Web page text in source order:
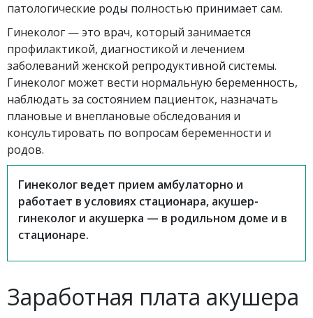
патологические роды полностью принимает сам.
Гинеколог — это врач, который занимается
профилактикой, диагностикой и лечением
заболеваний женской репродуктивной системы.
Гинеколог может вести нормальную беременность,
наблюдать за состоянием пациенток, назначать
плановые и внеплановые обследования и
консультировать по вопросам беременности и
родов.
Гинеколог ведет прием амбулаторно и
работает в условиях стационара, акушер-
гинеколог и акушерка — в родильном доме и в
стационаре.
Заработная плата акушера